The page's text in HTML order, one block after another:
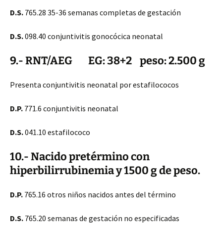
D.S. 765.28 35-36 semanas completas de gestación
D.S.098.40 conjuntivitis gonocócica neonatal
9.- RNT/AEG EG: 38+2 peso: 2.500 g
Presenta conjuntivitis neonatal por estafilococos
D.P. 771.6 conjuntivitis neonatal
D.S.041.10 estafilococo
10.- Nacido pretérmino con
hiperbilirrubinemia y 1500 g de peso.
D.P. 765.16 otros niños nacidos antes del término
D.S. 765.20 semanas de gestación no especificadas